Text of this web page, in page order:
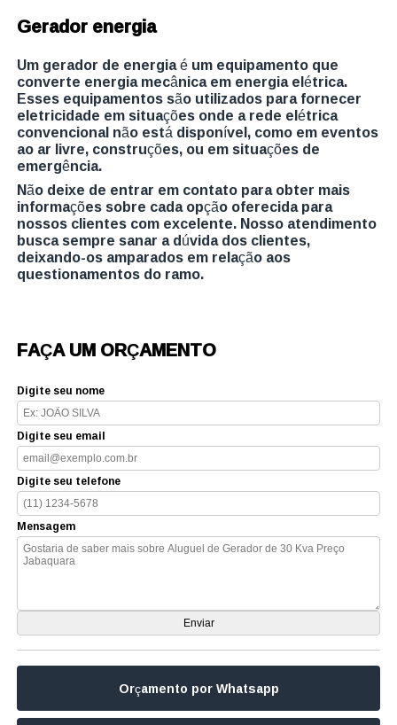
Gerador energia
Um gerador de energia é um equipamento que
converte energia mecânica em energia elétrica.
Esses equipamentos são utilizados para fornecer
eletricidade em situações onde a rede elétrica
convencional não está disponível, como em eventos
ao ar livre, construções, ou em situações de
emergência.
Não deixe de entrar em contato para obter mais
informações sobre cada opção oferecida para
nossos clientes com excelente. Nosso atendimento
busca sempre sanar a dúvida dos clientes,
deixando-os amparados em relação aos
questionamentos do ramo.
FAÇA UM ORÇAMENTO
Digite seu nome
Digite seu email
Digite seu telefone
Mensagem
Orçamento por Whatsapp